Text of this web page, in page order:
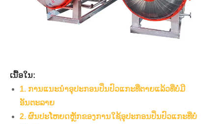
ເນື້ອໃນ:
1. ການແນະນຳອຸປະກອນປິ່ນປົວແກະທີ່ຕາຍແລ້ວທີ່ບໍ່ມີ
ອັນຕະລາຍ
2. ຜົນປະໂຫຍດຫຼັກຂອງການໃຊ້ອຸປະກອນປິ່ນປົວແກະທີ່ບໍ່